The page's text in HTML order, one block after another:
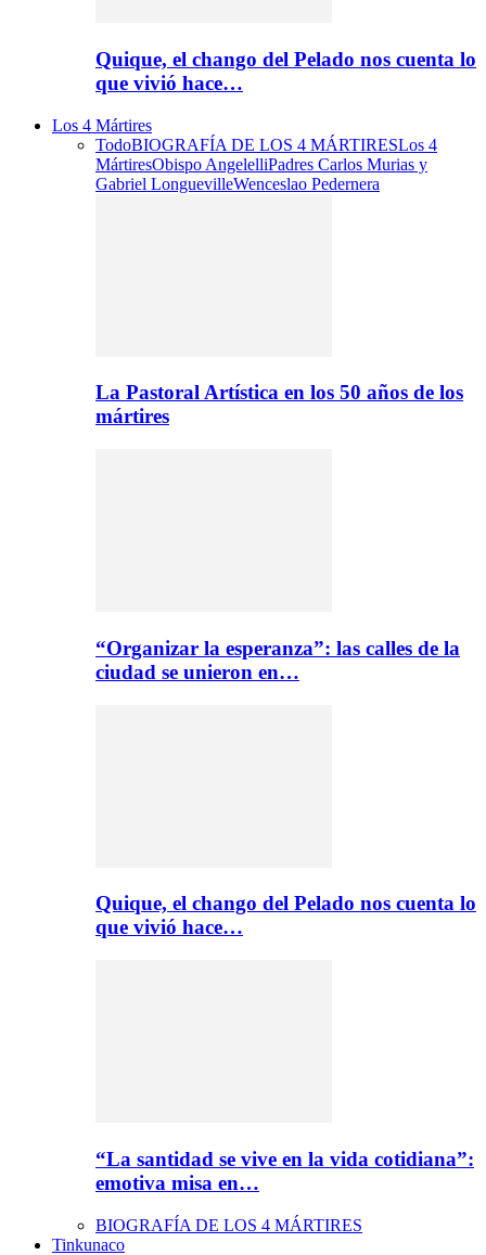
Quique, el chango del Pelado nos cuenta lo
que vivió hace…
Los 4 Mártires
TodoBIOGRAFÍA DE LOS 4 MÁRTIRESLos 4
MártiresObispo AngelelliPadres Carlos Murias y
Gabriel LonguevilleWenceslao Pedernera
La Pastoral Artística en los 50 años de los
mártires
“Organizar la esperanza”: las calles de la
ciudad se unieron en…
Quique, el chango del Pelado nos cuenta lo
que vivió hace…
“La santidad se vive en la vida cotidiana”:
emotiva misa en…
BIOGRAFÍA DE LOS 4 MÁRTIRES
Tinkunaco